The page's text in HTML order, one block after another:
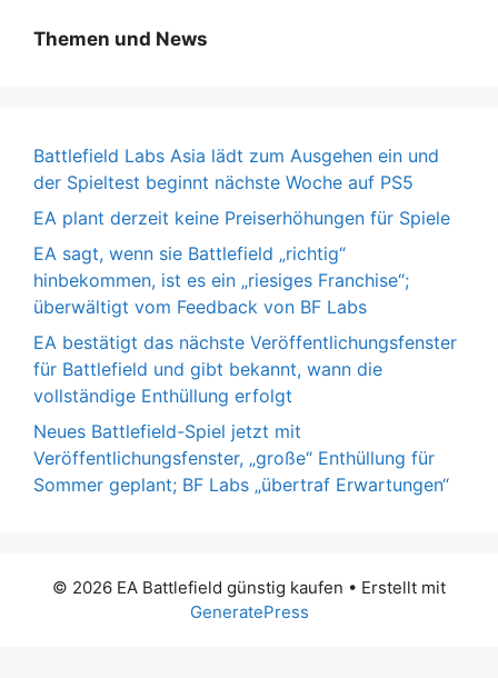
Themen und News
Battlefield Labs Asia lädt zum Ausgehen ein und
der Spieltest beginnt nächste Woche auf PS5
EA plant derzeit keine Preiserhöhungen für Spiele
EA sagt, wenn sie Battlefield „richtig“
hinbekommen, ist es ein „riesiges Franchise“;
überwältigt vom Feedback von BF Labs
EA bestätigt das nächste Veröffentlichungsfenster
für Battlefield und gibt bekannt, wann die
vollständige Enthüllung erfolgt
Neues Battlefield-Spiel jetzt mit
Veröffentlichungsfenster, „große“ Enthüllung für
Sommer geplant; BF Labs „übertraf Erwartungen“
© 2026 EA Battlefield günstig kaufen • Erstellt mit
GeneratePress